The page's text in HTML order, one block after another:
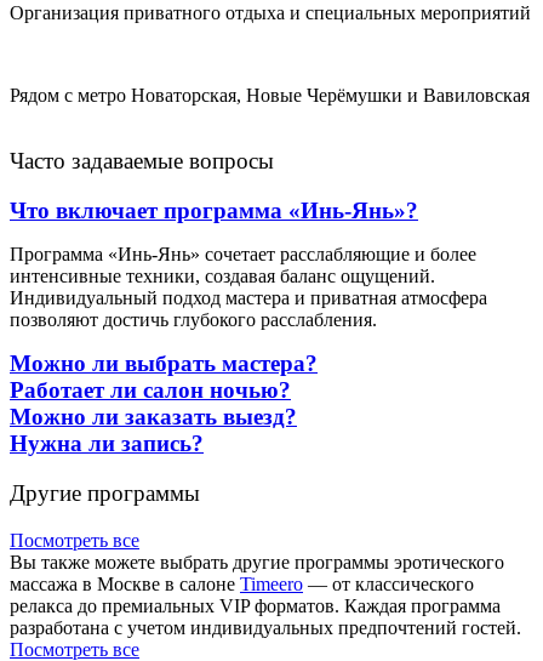
Организация приватного отдыха и специальных мероприятий
Рядом с метро Новаторская, Новые Черёмушки и Вавиловская
Часто задаваемые вопросы
Что включает программа «Инь-Янь»?
Программа «Инь-Янь» сочетает расслабляющие и более
интенсивные техники, создавая баланс ощущений.
Индивидуальный подход мастера и приватная атмосфера
позволяют достичь глубокого расслабления.
Можно ли выбрать мастера?
Работает ли салон ночью?
Можно ли заказать выезд?
Нужна ли запись?
Другие программы
Посмотреть все
Вы также можете выбрать другие программы эротического
массажа в Москве в салоне Timeero — от классического
релакса до премиальных VIP форматов. Каждая программа
разработана с учетом индивидуальных предпочтений гостей.
Посмотреть все